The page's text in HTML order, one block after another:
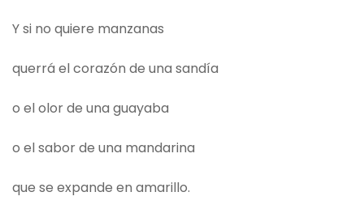
Y si no quiere manzanas
querrá el corazón de una sandía
o el olor de una guayaba
o el sabor de una mandarina
que se expande en amarillo.